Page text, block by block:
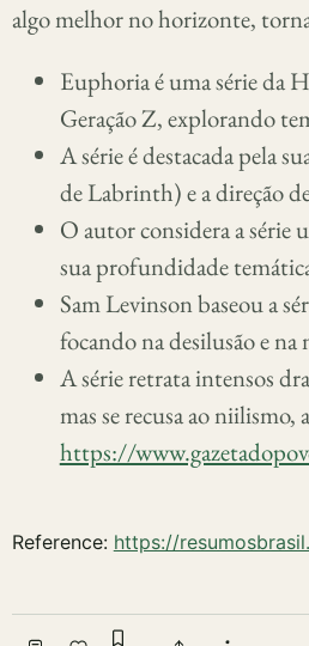
algo melhor no horizonte,
Euphoria é uma série da
Geração Z, explorando
A série é destacada pela
de Labrinth) e a direção
O autor considera a série
sua profundidade
Sam Levinson baseou a
focando na desilusão e na
A série retrata intensos
mas se recusa ao niilismo,
https://
Reference: https://
Sign in to bookmark